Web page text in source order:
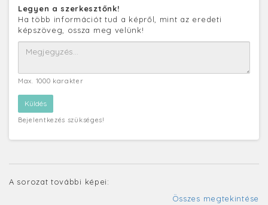
Legyen a szerkesztőnk!
Ha több információt tud a képről, mint az eredeti
képszöveg, ossza meg velünk!
Max. 1000 karakter
Bejelentkezés szükséges!
A sorozat további képei:
Összes megtekintése